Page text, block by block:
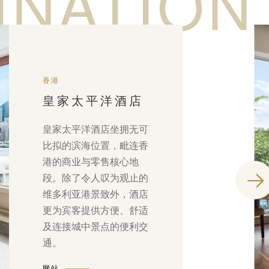
香港
皇家太平洋酒店
皇家太平洋酒店坐拥无可
比拟的滨海位置，毗连香
港的商业与零售核心地
段。除了令人叹为观止的
维多利亚港景致外，酒店
更为宾客提供方便、舒适
及连接城中景点的便利交
通。